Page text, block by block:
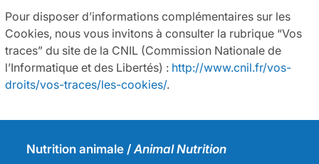
Pour disposer d’informations complémentaires sur les
Cookies, nous vous invitons à consulter la rubrique “Vos
traces” du site de la CNIL (Commission Nationale de
l’Informatique et des Libertés) : http://www.cnil.fr/vos-
droits/vos-traces/les-cookies/.
Nutrition animale /Animal Nutrition